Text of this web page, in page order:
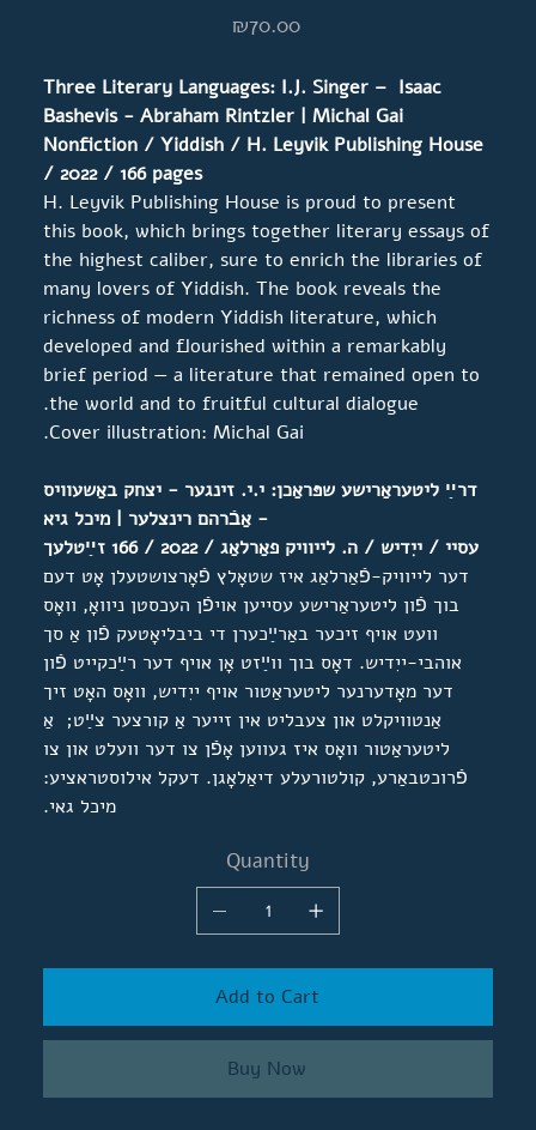
₪70.00
Three Literary Languages: I.J. Singer – Isaac
Bashevis - Abraham Rintzler | Michal Gai
Nonfiction / Yiddish / H. Leyvik Publishing House
/ 2022 / 166 pages
H. Leyvik Publishing House is proud to present
this book, which brings together literary essays of
the highest caliber, sure to enrich the libraries of
many lovers of Yiddish. The book reveals the
richness of modern Yiddish literature, which
developed and flourished within a remarkably
brief period — a literature that remained open to
the world and to fruitful cultural dialogue.
Cover illustration: Michal Gai.
דרײַ ליטעראַרישע שפּראַכן: י.י. זינגער - יצחק באַשעוויס
- אַבֿרהם רינצלער | מיכל גיא
עסיי / ייִדיש / ה. לייוויק פאַרלאַג / 2022 / 166 זײַטלעך
דער לייוויק-פֿאַרלאַג איז שטאָלץ פֿאָרצושטעלן אָט דעם
בוך פֿון ליטעראַרישע עסייען אויפֿן העכסטן ניוואָ, וואָס
וועט אויף זיכער באַרײַכערן די ביבליאָטעק פֿון אַ סך
אוהבי-ייִדיש. דאָס בוך ווײַזט אָן אויף דער רײַכקייט פֿון
דער מאָדערנער ליטעראַטור אויף ייִדיש, וואָס האָט זיך
אַנטוויקלט און צעבליט אין זייער אַ קורצער צײַט; אַ
ליטעראַטור וואָס איז געווען אָפֿן צו דער וועלט און צו
פֿרוכטבאַרע, קולטורעלע דיאַלאָגן. דעקל אילוסטראציע:
מיכל גאי.
Quantity
Add to Cart
Buy Now